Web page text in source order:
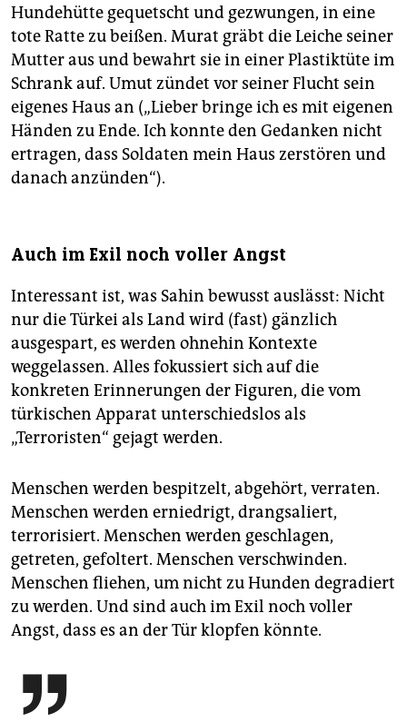
Hundehütte gequetscht und gezwungen, in eine
tote Ratte zu beißen. Murat gräbt die Leiche seiner
Mutter aus und bewahrt sie in einer Plastiktüte im
Schrank auf. Umut zündet vor seiner Flucht sein
eigenes Haus an („Lieber bringe ich es mit eigenen
Händen zu Ende. Ich konnte den Gedanken nicht
ertragen, dass Soldaten mein Haus zerstören und
danach anzünden“).
Auch im Exil noch voller Angst
Interessant ist, was Sahin bewusst auslässt: Nicht
nur die Türkei als Land wird (fast) gänzlich
ausgespart, es werden ohnehin Kontexte
weggelassen. Alles fokussiert sich auf die
konkreten Erinnerungen der Figuren, die vom
türkischen Apparat unterschiedslos als
„Terroristen“ gejagt werden.
Menschen werden bespitzelt, abgehört, verraten.
Menschen werden erniedrigt, drangsaliert,
terrorisiert. Menschen werden geschlagen,
getreten, gefoltert. Menschen verschwinden.
Menschen fliehen, um nicht zu Hunden degradiert
zu werden. Und sind auch im Exil noch voller
Angst, dass es an der Tür klopfen könnte.
